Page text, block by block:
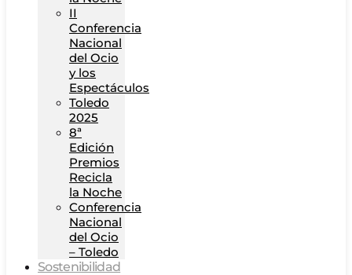
II
Conferencia
Nacional
del Ocio
y los
Espectáculos
Toledo
2025
8ª
Edición
Premios
Recicla
la Noche
Conferencia
Nacional
del Ocio
– Toledo
Sostenibilidad